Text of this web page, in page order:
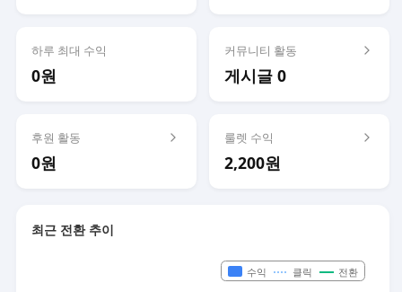
하루 최대 수익
0원
커뮤니티 활동
게시글 0
후원 활동
0원
룰렛 수익
2,200원
최근 전환 추이